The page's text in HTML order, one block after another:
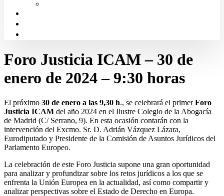
Foro Justicia ICAM – 30 de
enero de 2024 – 9:30 horas
El próximo 30 de enero a las 9,30 h., se celebrará el primerForo
Justicia ICAM del año 2024 en el Ilustre Colegio de la Abogacía
de Madrid (C/ Serrano, 9). En esta ocasión contarán con la
intervención del Excmo. Sr. D. Adrián Vázquez Lázara,
Eurodiputado y Presidente de la Comisión de Asuntos Jurídicos del
Parlamento Europeo.
La celebración de este Foro Justicia supone una gran oportunidad
para analizar y profundizar sobre los retos jurídicos a los que se
enfrenta la Unión Europea en la actualidad, así como compartir y
analizar perspectivas sobre el Estado de Derecho en Europa.